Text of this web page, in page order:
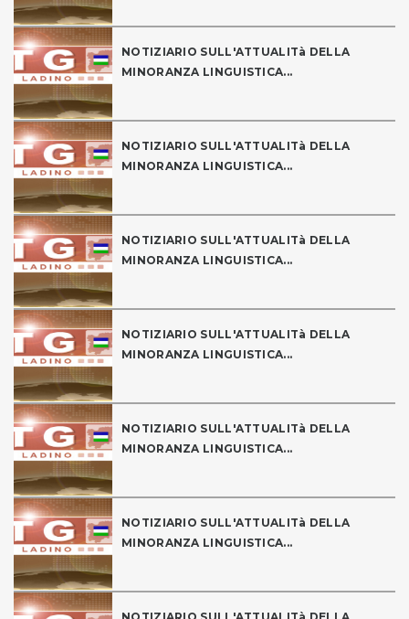
NOTIZIARIO SULL'ATTUALITà DELLA
MINORANZA LINGUISTICA...
NOTIZIARIO SULL'ATTUALITà DELLA
MINORANZA LINGUISTICA...
NOTIZIARIO SULL'ATTUALITà DELLA
MINORANZA LINGUISTICA...
NOTIZIARIO SULL'ATTUALITà DELLA
MINORANZA LINGUISTICA...
NOTIZIARIO SULL'ATTUALITà DELLA
MINORANZA LINGUISTICA...
NOTIZIARIO SULL'ATTUALITà DELLA
MINORANZA LINGUISTICA...